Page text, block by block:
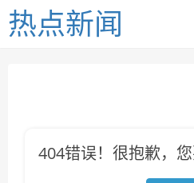
热点新闻
404错误！很抱歉，